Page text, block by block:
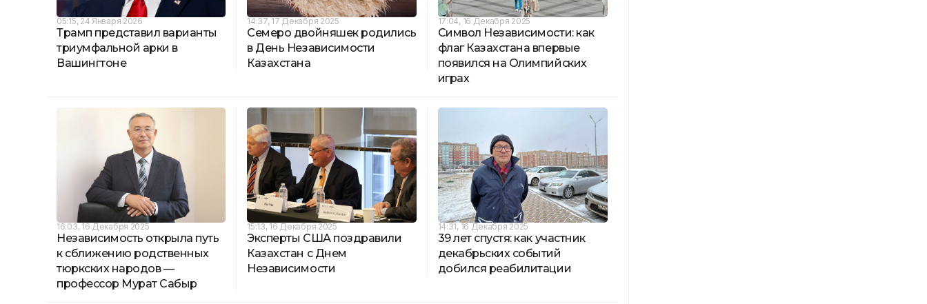
05:15, 24 Января 2026
Трамп представил варианты
триумфальной арки в
Вашингтоне
14:37, 17 Декабря 2025
Семеро двойняшек родились
в День Независимости
Казахстана
17:04, 16 Декабря 2025
Символ Независимости: как
флаг Казахстана впервые
появился на Олимпийских
играх
16:03, 16 Декабря 2025
Независимость открыла путь
к сближению родственных
тюркских народов —
профессор Мурат Сабыр
15:13, 16 Декабря 2025
Эксперты США поздравили
Казахстан с Днем
Независимости
14:31, 16 Декабря 2025
39 лет спустя: как участник
декабрьских событий
добился реабилитации